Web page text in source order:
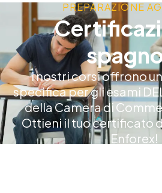
PREPARAZIONE
I nostri corsi offrono
specifica per gli esami
della Camera di
Ottieni il tuo certificato
Enforex!